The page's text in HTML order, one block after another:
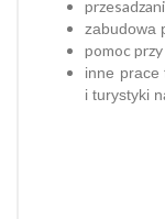
zabudowa
pomoc
inne prace
i turystyki